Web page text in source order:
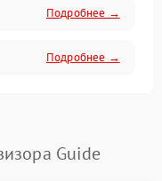
Подробнее →
Подробнее →
Guide